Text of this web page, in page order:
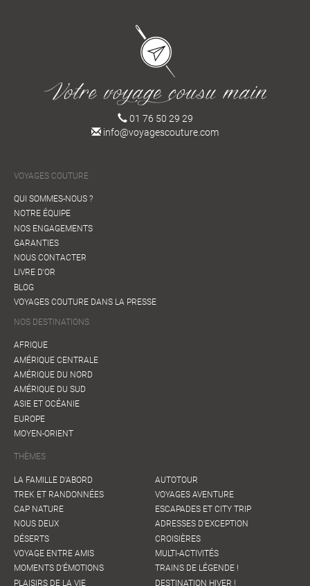
01 76 50 29 29
info@voyagescouture.com
VOYAGES COUTURE
QUI SOMMES-NOUS ?
NOTRE ÉQUIPE
NOS ENGAGEMENTS
GARANTIES
NOUS CONTACTER
LIVRE D'OR
BLOG
VOYAGES COUTURE DANS LA PRESSE
NOS DESTINATIONS
AFRIQUE
AMÉRIQUE CENTRALE
AMÉRIQUE DU NORD
AMÉRIQUE DU SUD
ASIE ET OCÉANIE
EUROPE
MOYEN-ORIENT
THÈMES
LA FAMILLE D'ABORD
TREK ET RANDONNÉES
CAP NATURE
NOUS DEUX
DÉSERTS
VOYAGE ENTRE AMIS
MOMENTS D'ÉMOTIONS
PLAISIRS DE LA VIE
AUTOTOUR
VOYAGES AVENTURE
ESCAPADES ET CITY TRIP
ADRESSES D'EXCEPTION
CROISIÈRES
MULTI-ACTIVITÉS
TRAINS DE LÉGENDE !
DESTINATION HIVER !